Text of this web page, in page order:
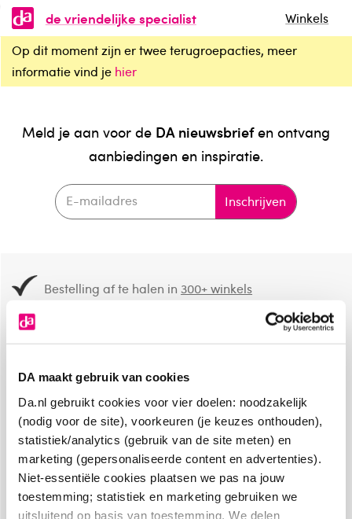
DA maakt gebruik van cookies
Da.nl gebruikt cookies voor vier doelen: noodzakelijk
(nodig voor de site), voorkeuren (je keuzes onthouden),
statistiek/analytics (gebruik van de site meten) en
marketing (gepersonaliseerde content en advertenties).
Niet-essentiële cookies plaatsen we pas na jouw
toestemming; statistiek en marketing gebruiken we
uitsluitend op basis van toestemming. We delen
de vriendelijke specialist
Winkels
Op dit moment zijn er twee terugroepacties, meer
informatie vind je hier
Meld je aan voor de DA nieuwsbriefen ontvang
aanbiedingen en inspiratie.
Inschrijven
Bestelling af te halen in300+ winkels
8.6 uit4.106 reviews
Over DA
Klantenservice
Assortiment